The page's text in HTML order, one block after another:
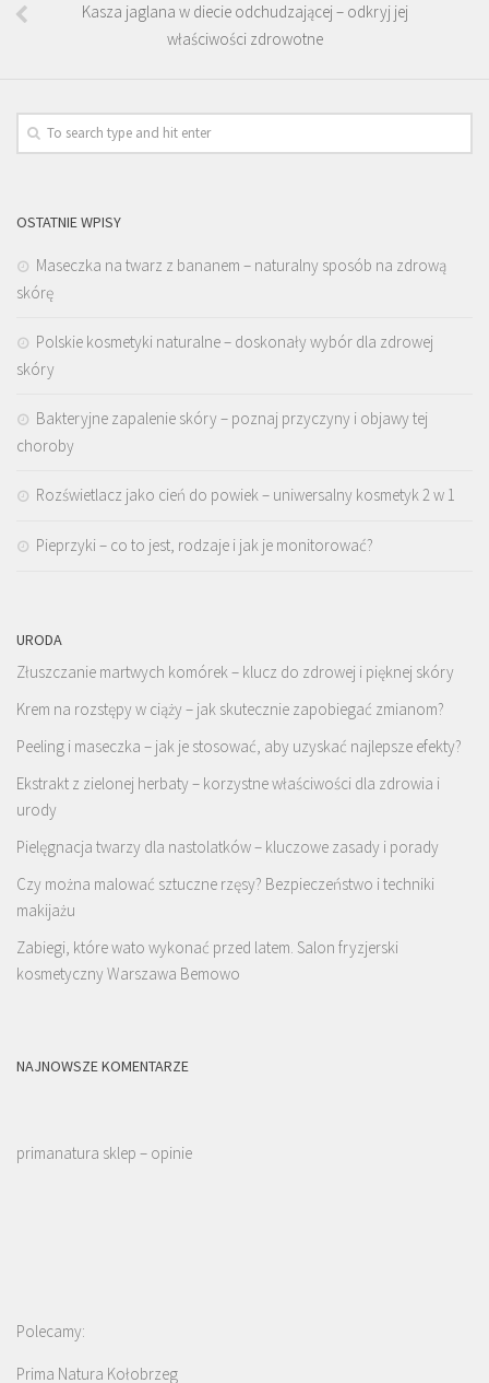
Kasza jaglana w diecie odchudzającej – odkryj jej
właściwości zdrowotne
OSTATNIE WPISY
Maseczka na twarz z bananem – naturalny sposób na zdrową
skórę
Polskie kosmetyki naturalne – doskonały wybór dla zdrowej
skóry
Bakteryjne zapalenie skóry – poznaj przyczyny i objawy tej
choroby
Rozświetlacz jako cień do powiek – uniwersalny kosmetyk 2 w 1
Pieprzyki – co to jest, rodzaje i jak je monitorować?
URODA
Złuszczanie martwych komórek – klucz do zdrowej i pięknej skóry
Krem na rozstępy w ciąży – jak skutecznie zapobiegać zmianom?
Peeling i maseczka – jak je stosować, aby uzyskać najlepsze efekty?
Ekstrakt z zielonej herbaty – korzystne właściwości dla zdrowia i
urody
Pielęgnacja twarzy dla nastolatków – kluczowe zasady i porady
Czy można malować sztuczne rzęsy? Bezpieczeństwo i techniki
makijażu
Zabiegi, które wato wykonać przed latem. Salon fryzjerski
kosmetyczny Warszawa Bemowo
NAJNOWSZE KOMENTARZE
primanatura sklep – opinie
Polecamy:
Prima Natura Kołobrzeg